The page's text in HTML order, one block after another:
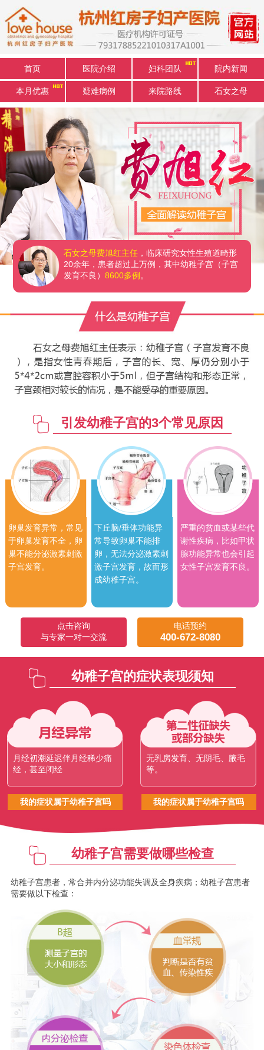
首页 医院介绍 妇科团队 院内新闻
本月优惠 疑难病例 来院路线 石女之母
石女之母费旭红主任 ，临床研究女性生殖道畸形
20余年，患者超过上万例，其中幼稚子宫（子宫
发育不良）8600多例 。
引发幼稚子宫的3个常见原因
卵巢发育异常，常见
于卵巢发育不全，卵
巢不能分泌激素刺激
子宫发育。
下丘脑/垂体功能异
常导致卵巢不能排
卵，无法分泌激素刺
激子宫发育，故而形
成幼稚子宫。
严重的贫血或某些代
谢性疾病，比如甲状
腺功能异常也会引起
女性子宫发育不良。
点击咨询
与专家一对一交流
电话预约
400-672-8080
幼稚子宫的症状表现须知
月经初潮延迟伴月经稀少痛
经，甚至闭经
无乳房发育、无阴毛、腋毛
等。
我的症状属于幼稚子宫吗 我的症状属于幼稚子宫吗
幼稚子宫需要做哪些检查
幼稚子宫患者，常合并内分泌功能失调及全身疾病；幼稚子宫患者
需要做以下检查：